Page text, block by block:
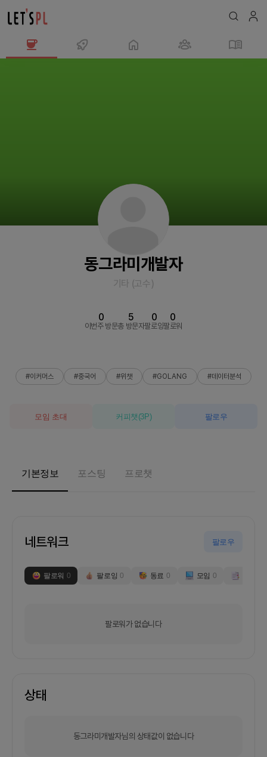
동그라미개발자
기타 (고수)
이번주 방문
0
총 방문자
5
팔로잉
0
팔로워
0
#이커머스 #중국어 #위챗 #GOLANG #데이터분석
모임 초대 커피챗 (3P) 팔로우
기본정보 포스팅 프로챗
네트워크 팔로우
팔로워 0 팔로잉 0 동료 0 모임 0
팔로워가 없습니다
상태
동그라미개발자님의 상태값이 없습니다